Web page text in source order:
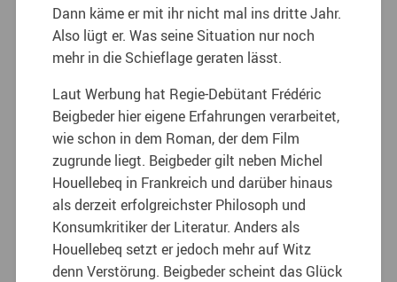
Dann käme er mit ihr nicht mal ins dritte Jahr.
Also lügt er. Was seine Situation nur noch
mehr in die Schieflage geraten lässt.
Laut Werbung hat Regie-Debütant Frédéric
Beigbeder hier eigene Erfahrungen verarbeitet,
wie schon in dem Roman, der dem Film
zugrunde liegt. Beigbeder gilt neben Michel
Houellebeq in Frankreich und darüber hinaus
als derzeit erfolgreichster Philosoph und
Konsumkritiker der Literatur. Anders als
Houellebeq setzt er jedoch mehr auf Witz
denn Verstörung. Beigbeder scheint das Glück